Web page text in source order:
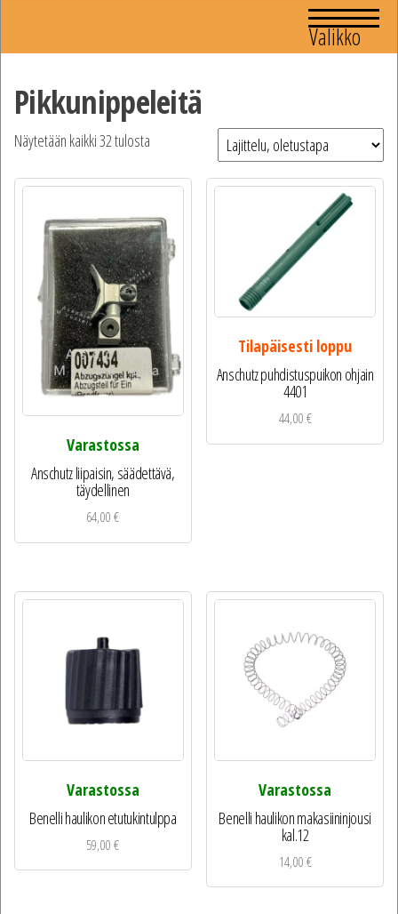
Valikko
Pikkunippeleitä
Näytetään kaikki 32 tulosta
Varastossa
Anschutz liipaisin, säädettävä,
täydellinen
64,00€
Tilapäisesti loppu
Anschutz puhdistuspuikon ohjain
4401
44,00€
Varastossa
Benelli haulikon etutukintulppa
59,00€
Varastossa
Benelli haulikon makasiininjousi
kal.12
14,00€